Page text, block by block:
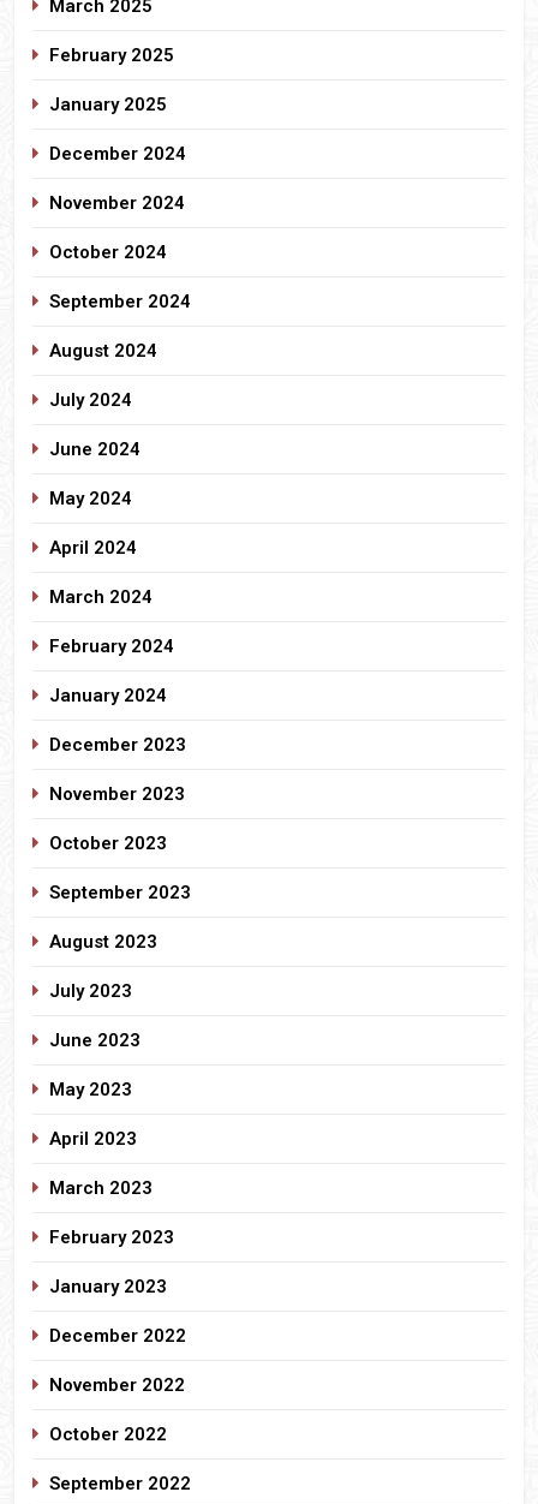
March 2025
February 2025
January 2025
December 2024
November 2024
October 2024
September 2024
August 2024
July 2024
June 2024
May 2024
April 2024
March 2024
February 2024
January 2024
December 2023
November 2023
October 2023
September 2023
August 2023
July 2023
June 2023
May 2023
April 2023
March 2023
February 2023
January 2023
December 2022
November 2022
October 2022
September 2022